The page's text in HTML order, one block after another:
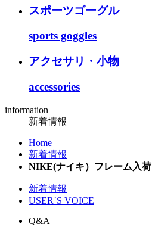
スポーツゴーグル
sports goggles
アクセサリ・小物
accessories
information
新着情報
Home
新着情報
NIKE(ナイキ）フレーム入荷
新着情報
USER`S VOICE
Q&A